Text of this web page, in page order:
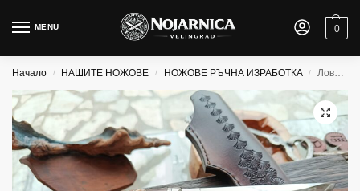
MENU 0
Начало / НАШИТЕ НОЖОВЕ / НОЖОВЕ РЪЧНА ИЗРАБОТКА / Ловен нож RWL 34